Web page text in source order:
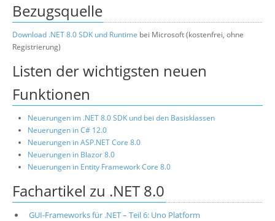
Bezugsquelle
Download .NET 8.0 SDK und Runtime bei Microsoft (kostenfrei, ohne
Registrierung)
Listen der wichtigsten neuen
Funktionen
Neuerungen im .NET 8.0 SDK und bei den Basisklassen
Neuerungen in C# 12.0
Neuerungen in ASP.NET Core 8.0
Neuerungen in Blazor 8.0
Neuerungen in Entity Framework Core 8.0
Fachartikel zu .NET 8.0
GUI-Frameworks für .NET – Teil 6: Uno Platform